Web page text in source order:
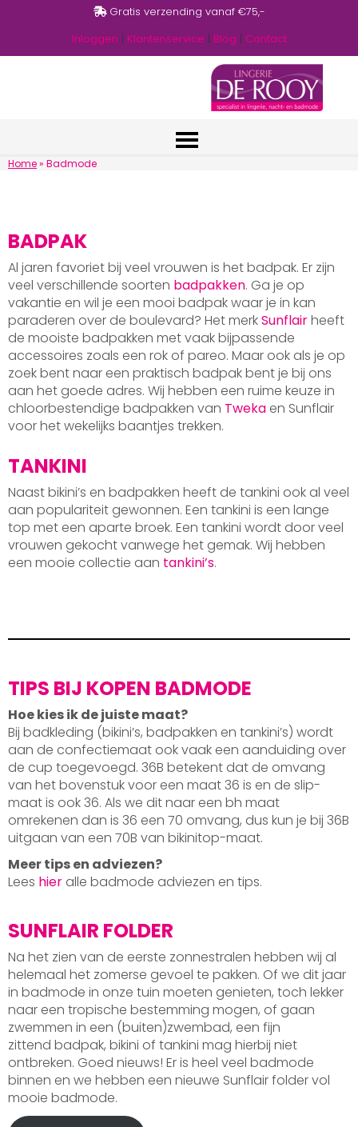
Gratis verzending vanaf €75,-
Inloggen | Klantenservice | Blog | Contact
Home» Badmode
BADPAK
Al jaren favoriet bij veel vrouwen is het badpak. Er zijn
veel verschillende soorten badpakken. Ga je op
vakantie en wil je een mooi badpak waar je in kan
paraderen over de boulevard? Het merkSunflairheeft
de mooiste badpakken met vaak bijpassende
accessoires zoals een rok of pareo. Maar ook als je op
zoek bent naar een praktisch badpak bent je bij ons
aan het goede adres. Wij hebben een ruime keuze in
chloorbestendige badpakken van Tweka en Sunflair
voor het wekelijks baantjes trekken.
TANKINI
Naast bikini’s en badpakken heeft de tankini ook al veel
aan populariteit gewonnen. Een tankini is een lange
top met een aparte broek. Een tankini wordt door veel
vrouwen gekocht vanwege het gemak. Wij hebben
een mooie collectie aan tankini’s.
TIPS BIJ KOPEN BADMODE
Hoe kies ik de juiste maat?
Bij badkleding (bikini’s, badpakken en tankini’s) wordt
aan de confectiemaat ook vaak een aanduiding over
de cup toegevoegd. 36B betekent dat de omvang
van het bovenstuk voor een maat 36 is en de slip-
maat is ook 36. Als we dit naar een bh maat
omrekenen dan is 36 een 70 omvang, dus kun je bij 36B
uitgaan van een 70B van bikinitop-maat.
Meer tips en adviezen?
Lees hier alle badmode adviezen en tips.
SUNFLAIR FOLDER
Na het zien van de eerste zonnestralen hebben wij al
helemaal het zomerse gevoel te pakken. Of we dit jaar
in badmode in onze tuin moeten genieten, toch lekker
naar een tropische bestemming mogen, of gaan
zwemmen in een (buiten)zwembad, een fijn
zittend badpak, bikini of tankini mag hierbij niet
ontbreken. Goed nieuws! Er is heel veel badmode
binnen en we hebben een nieuwe Sunflair folder vol
mooie badmode.